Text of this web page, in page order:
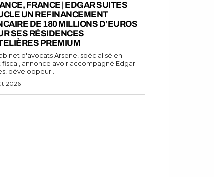
FRANCE | EDGAR SUITES
UN REFINANCEMENT
DE 180 MILLIONS D’EUROS
SES RÉSIDENCES
PREMIUM
d'avocats Arsene, spécialisé en
fiscal, annonce avoir accompagné Edgar
développeur...
2026